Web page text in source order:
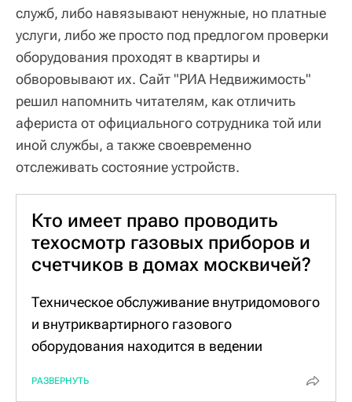
служб, либо навязывают ненужные, но платные
услуги, либо же просто под предлогом проверки
оборудования проходят в квартиры и
обворовывают их. Сайт "РИА Недвижимость"
решил напомнить читателям, как отличить
афериста от официального сотрудника той или
иной службы, а также своевременно
отслеживать состояние устройств.
Кто имеет право проводить
техосмотр газовых приборов и
счетчиков в домах москвичей?
Техническое обслуживание внутридомового
и внутриквартирного газового
оборудования находится в ведении
АО "Мосгаз" - управления по эксплуатации
РАЗВЕРНУТЬ